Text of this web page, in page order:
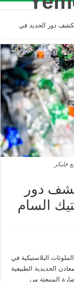
دور الحديد في
دور
السام
البلاستيكية في
الحديدية الطبيعية
المنبعثة من